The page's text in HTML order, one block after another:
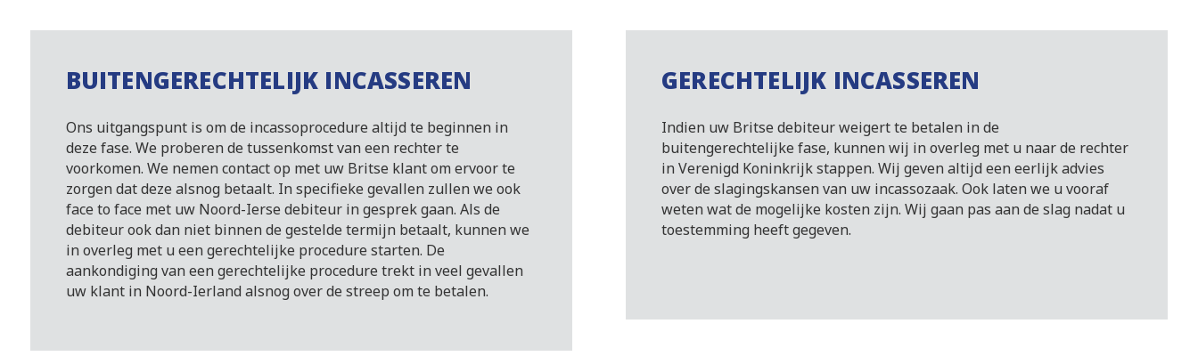
BUITENGERECHTELIJK INCASSEREN
Ons uitgangspunt is om de incassoprocedure altijd te beginnen in
deze fase. We proberen de tussenkomst van een rechter te
voorkomen. We nemen contact op met uw Britse klant om ervoor te
zorgen dat deze alsnog betaalt. In specifieke gevallen zullen we ook
face to face met uw Noord-Ierse debiteur in gesprek gaan. Als de
debiteur ook dan niet binnen de gestelde termijn betaalt, kunnen we
in overleg met u een gerechtelijke procedure starten. De
aankondiging van een gerechtelijke procedure trekt in veel gevallen
uw klant in Noord-Ierland alsnog over de streep om te betalen.
GERECHTELIJK INCASSEREN
Indien uw Britse debiteur weigert te betalen in de
buitengerechtelijke fase, kunnen wij in overleg met u naar de rechter
in Verenigd Koninkrijk stappen. Wij geven altijd een eerlijk advies
over de slagingskansen van uw incassozaak. Ook laten we u vooraf
weten wat de mogelijke kosten zijn. Wij gaan pas aan de slag nadat u
toestemming heeft gegeven.